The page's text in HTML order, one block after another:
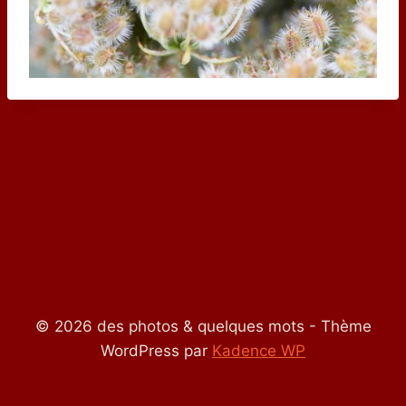
© 2026 des photos & quelques mots - Thème
WordPress par Kadence WP